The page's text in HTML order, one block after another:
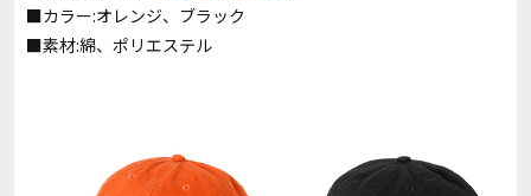
■カラー:オレンジ、ブラック
■素材:綿、ポリエステル